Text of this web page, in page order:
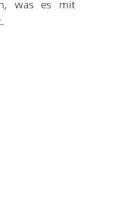
was es mit